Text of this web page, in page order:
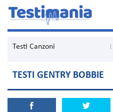
Testi Canzoni
TESTI GENTRY BOBBIE